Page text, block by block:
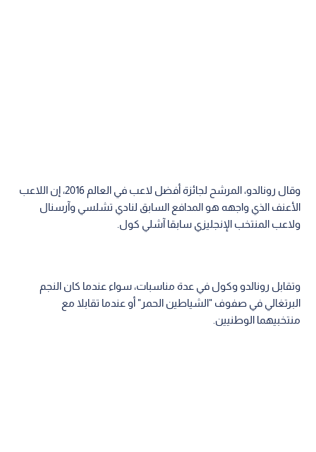
وقال رونالدو، المرشح لجائزة أفضل لاعب في العالم 2016، إن اللاعب
الأعنف الذي واجهه هو المدافع السابق لنادي تشلسي وآرسنال
ولاعب المنتخب الإنجليزي سابقا آشلي كول.
وتقابل رونالدو وكول في عدة مناسبات، سواء عندما كان النجم
البرتغالي في صفوف "الشياطين الحمر" أو عندما تقابلا مع
منتخبيهما الوطنيين.